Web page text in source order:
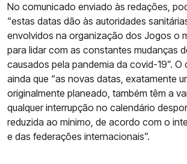
No comunicado enviado às redações,
“estas datas dão às autoridades
envolvidos na organização dos Jogos o
para lidar com as constantes mudanças
causados pela pandemia da covid-19”. O
ainda que “as novas datas, exatamente
originalmente planeado, também têm a
qualquer interrupção no calendário
reduzida ao mínimo, de acordo com o
e das federações internacionais”.